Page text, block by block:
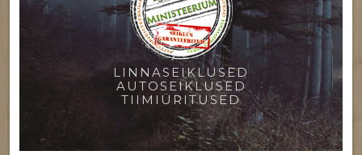
LINNASEIKLUSED
AUTOSEIKLUSED
TIIMIÜRITUSED